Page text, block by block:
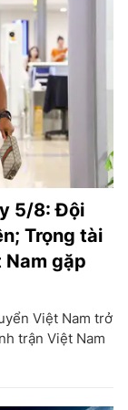
5/8: Đội
Trọng tài
gặp
Việt Nam trở
trận Việt Nam